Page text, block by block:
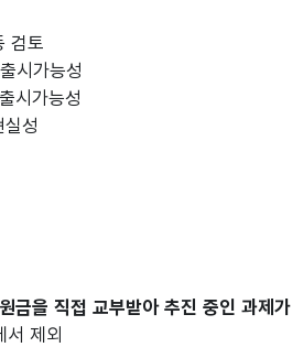
검토
시가능성
시가능성
성
금을 직접 교부받아 추진 중인 과제가
제외